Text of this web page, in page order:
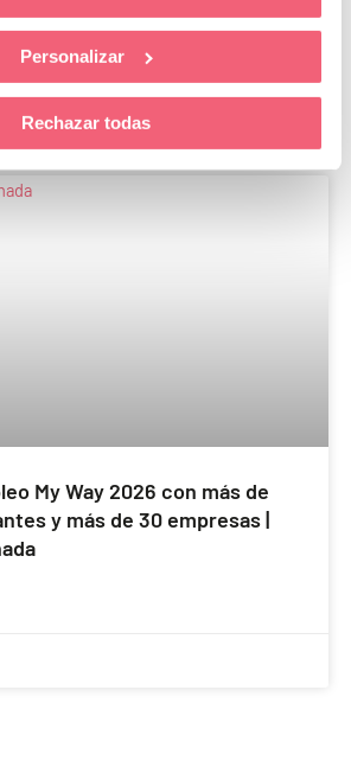
Personalizar
Rechazar todas
My Way 2026 con más de
y más de 30 empresas |